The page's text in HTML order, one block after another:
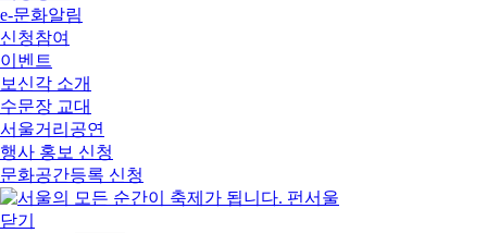
e-문화알림
신청참여
이벤트
보신각 소개
수문장 교대
서울거리공연
행사 홍보 신청
문화공간등록 신청
닫기